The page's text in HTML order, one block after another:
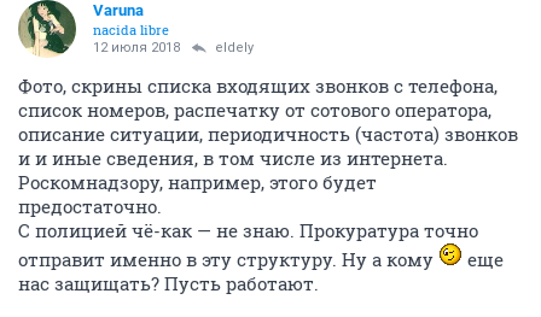
Varuna
nacida libre
12 июля 2018 eldely
Фото, скрины списка входящих звонков с телефона,
список номеров, распечатку от сотового оператора,
описание ситуации, периодичность (частота) звонков
и и иные сведения, в том числе из интернета.
Роскомнадзору, например, этого будет
предостаточно.
С полицией чё-как — не знаю. Прокуратура точно
отправит именно в эту структуру. Ну а кому
еще
нас защищать? Пусть работают.